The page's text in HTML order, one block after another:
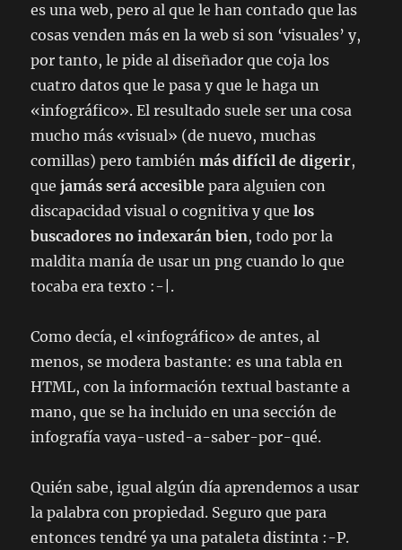
es una web, pero al que le han contado que las
cosas venden más en la web si son ‘visuales’ y,
por tanto, le pide al diseñador que coja los
cuatro datos que le pasa y que le haga un
«infográfico». El resultado suele ser una cosa
mucho más «visual» (de nuevo, muchas
comillas) pero tambiénmás difícil de digerir,
quejamás será accesible para alguien con
discapacidad visual o cognitiva y quelos
buscadores no indexarán bien, todo por la
maldita manía de usar un png cuando lo que
tocaba era texto :-|.
Como decía, el «infográfico» de antes, al
menos, se modera bastante: es una tabla en
HTML, con la información textual bastante a
mano, que se ha incluido en una sección de
infografía vaya-usted-a-saber-por-qué.
Quién sabe, igual algún día aprendemos a usar
la palabra con propiedad. Seguro que para
entonces tendré ya una pataleta distinta :-P.